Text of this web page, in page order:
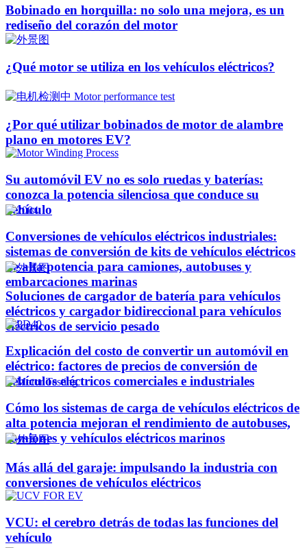
Bobinado en horquilla: no solo una mejora, es un
rediseño del corazón del motor
¿Qué motor se utiliza en los vehículos eléctricos?
¿Por qué utilizar bobinados de motor de alambre
plano en motores EV?
Su automóvil EV no es solo ruedas y baterías:
conozca la potencia silenciosa que conduce su
vehículo
Conversiones de vehículos eléctricos industriales:
sistemas de conversión de kits de vehículos eléctricos
de alta potencia para camiones, autobuses y
embarcaciones marinas
Soluciones de cargador de batería para vehículos
eléctricos y cargador bidireccional para vehículos
eléctricos de servicio pesado
Explicación del costo de convertir un automóvil en
eléctrico: factores de precios de conversión de
vehículos eléctricos comerciales e industriales
Cómo los sistemas de carga de vehículos eléctricos de
alta potencia mejoran el rendimiento de autobuses,
camiones y vehículos eléctricos marinos
Más allá del garaje: impulsando la industria con
conversiones de vehículos eléctricos
VCU: el cerebro detrás de todas las funciones del
vehículo